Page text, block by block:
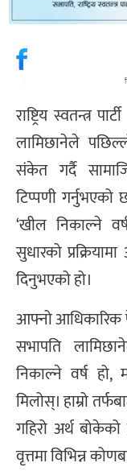
राष्ट्रिय स्वतन्त्र
लामिछानेले
संकेत गर्दै
टिप्पणी
‘खील निकाल्ने
सुधारको
दिनुभएको हो।
आफ्नो आधिकारिक
सभापति
निकाल्ने वर्ष
मिलोस्। हाम्रो
गहिरो अर्थ
वृत्तमा विभिन्न